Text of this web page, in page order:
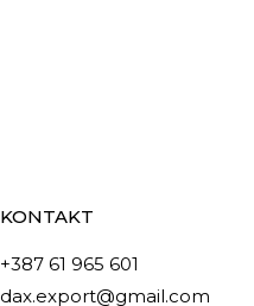
KONTAKT
+387 61 965 601
dax.export@gmail.com